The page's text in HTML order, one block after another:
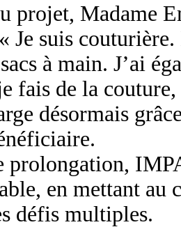
projet, Madame
Je suis
à main. J’ai
fais de la
désormais
prolongation,
en mettant au
défis multiples.